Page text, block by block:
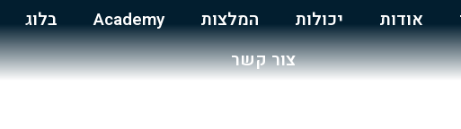
אודות יכולות המלצות Academy
בלוג
צור קשר